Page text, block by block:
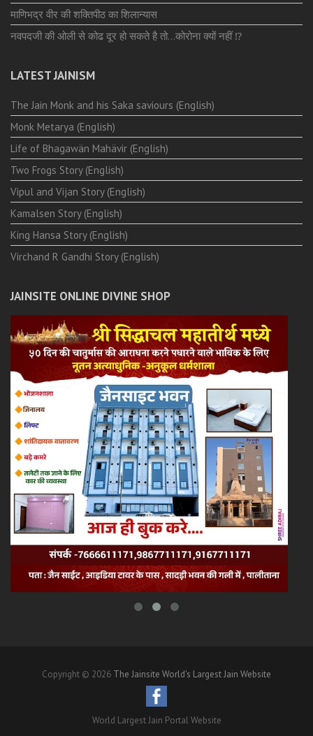
माणिभद्र वीर की शक्तिपीठ का शिलान्यास
नवपदजी की ओली से कोढ दूर हो सकते है तो…कोरोना क्यों नहीं ⁉️
LATEST JAINISM
The Jain Monk and his Saka saviours (English)
Monk Metarya (English)
Life of Bhagawän Mahävir (English)
Two Frogs Story (English)
Vipul and Vijan Story (English)
Kamalsen Story (English)
King Hansa Story (English)
Virchand R Gandhi Story (English)
JAINSITE ONLINE DIVINE SHOP
Copyright © 2026 The Jainsite World's Largest Jain Website
World Largest Jain Portal Website